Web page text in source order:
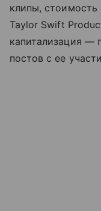
клипы, стоимость
Taylor Swift
капитализация —
постов с ее